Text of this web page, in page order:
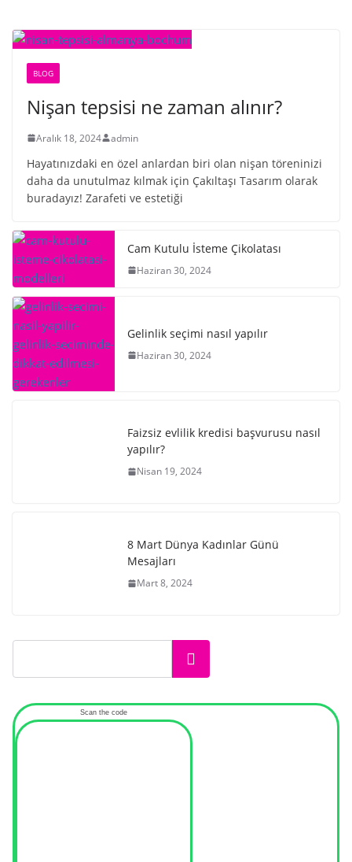
BLOG
Nişan tepsisi ne zaman alınır?
Aralık 18, 2024 admin
Hayatınızdaki en özel anlardan biri olan nişan töreninizi
daha da unutulmaz kılmak için Çakıltaşı Tasarım olarak
buradayız! Zarafeti ve estetiği
Cam Kutulu İsteme Çikolatası
Haziran 30, 2024
Gelinlik seçimi nasıl yapılır
Haziran 30, 2024
Faizsiz evlilik kredisi başvurusu nasıl
yapılır?
Nisan 19, 2024
8 Mart Dünya Kadınlar Günü
Mesajları
Mart 8, 2024
Ara
Scan the code